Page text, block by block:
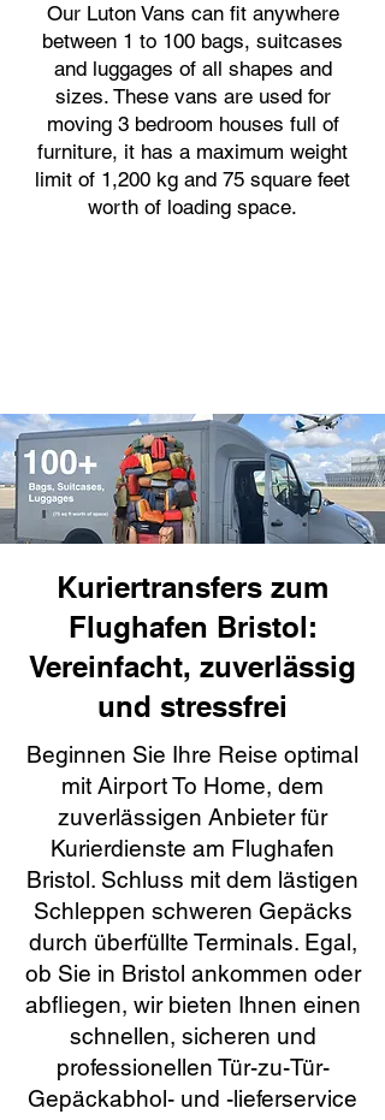
Our Luton Vans can fit anywhere
between 1 to 100 bags, suitcases
and luggages of all shapes and
sizes. These vans are used for
moving 3 bedroom houses full of
furniture, it has a maximum weight
limit of 1,200 kg and 75 square feet
worth of loading space.
Kuriertransfers zum
Flughafen Bristol:
Vereinfacht, zuverlässig
und stressfrei
Beginnen Sie Ihre Reise optimal
mit Airport To Home, dem
zuverlässigen Anbieter für
Kurierdienste am Flughafen
Bristol. Schluss mit dem lästigen
Schleppen schweren Gepäcks
durch überfüllte Terminals. Egal,
ob Sie in Bristol ankommen oder
abfliegen, wir bieten Ihnen einen
schnellen, sicheren und
professionellen Tür-zu-Tür-
Gepäckabhol- und -lieferservice